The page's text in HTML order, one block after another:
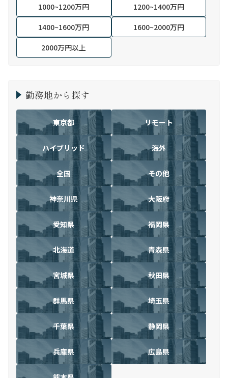
1000~1200万円
1200~1400万円
1400~1600万円
1600~2000万円
2000万円以上
勤務地から探す
東京都 リモート
ハイブリッド 海外
全国 その他
神奈川県 大阪府
愛知県 福岡県
北海道 青森県
宮城県 秋田県
群馬県 埼玉県
千葉県 静岡県
兵庫県 広島県